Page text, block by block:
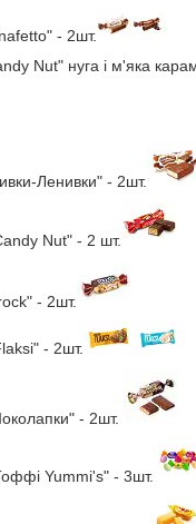
- 2шт.
Nut" нуга і м'яка
Ленивки" - 2шт.
Nut" - 2 шт.
- 2шт.
- 2шт.
- 2шт.
Yummi's" - 3шт.